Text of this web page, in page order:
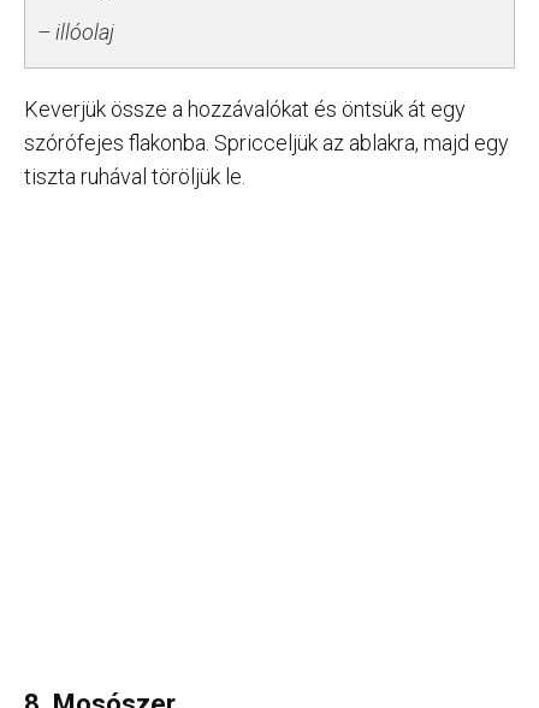
– illóolaj
Keverjük össze a hozzávalókat és öntsük át egy
szórófejes flakonba. Spricceljük az ablakra, majd egy
tiszta ruhával töröljük le.